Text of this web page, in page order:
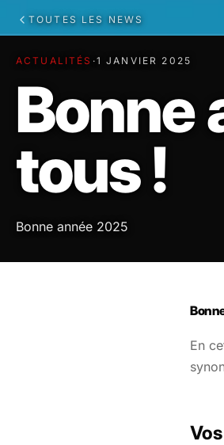
TOUTES LES NEWS
ACTUALITÉS ·1 JANVIER 2025
Bonne
tous !
Bonne année 2025
En